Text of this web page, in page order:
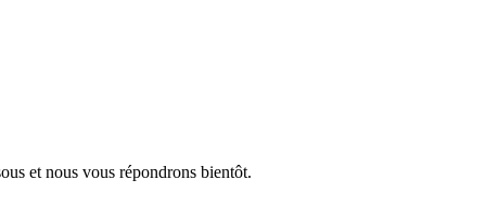
et nous vous répondrons bientôt.